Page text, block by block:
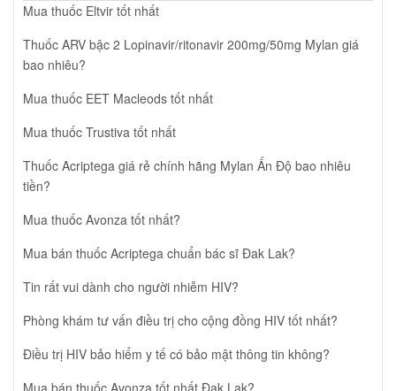
Mua thuốc Eltvir tốt nhất
Thuốc ARV bậc 2 Lopinavir/ritonavir 200mg/50mg Mylan giá
bao nhiêu?
Mua thuốc EET Macleods tốt nhất
Mua thuốc Trustiva tốt nhất
Thuốc Acriptega giá rẻ chính hãng Mylan Ấn Độ bao nhiêu
tiền?
Mua thuốc Avonza tốt nhất?
Mua bán thuốc Acriptega chuẩn bác sĩ Đak Lak?
Tin rất vui dành cho người nhiễm HIV?
Phòng khám tư vấn điều trị cho cộng đồng HIV tốt nhất?
Điều trị HIV bảo hiểm y tế có bảo mật thông tin không?